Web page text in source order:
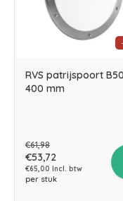
RVS patrijspoort
400 mm
€61,98
€53,72
€65,00 Incl. btw
per stuk